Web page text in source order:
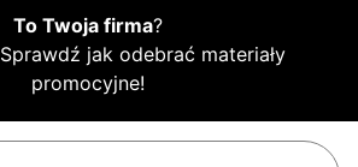
To Twoja firma?
Sprawdź jak odebrać materiały
promocyjne!